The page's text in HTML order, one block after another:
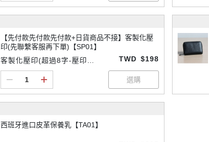
【先付款先付款先付款+日貨商品不接】客製化壓
印(先聯繫客服再下單)【SP01】
客製化壓印(超過8字-壓印請
TWD $198
西班牙進口皮革保養乳【TA01】